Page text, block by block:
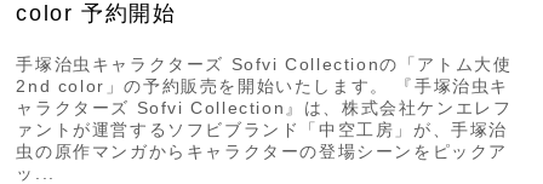
color 予約開始
手塚治虫キャラクターズ Sofvi Collectionの「アトム大使
2nd color」の予約販売を開始いたします。 『手塚治虫キ
ャラクターズ Sofvi Collection』は、株式会社ケンエレフ
ァントが運営するソフビブランド「中空工房」が、手塚治
虫の原作マンガからキャラクターの登場シーンをピックア
ッ...